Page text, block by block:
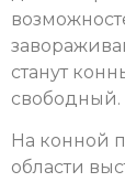
станут
свободный.
На конной
области